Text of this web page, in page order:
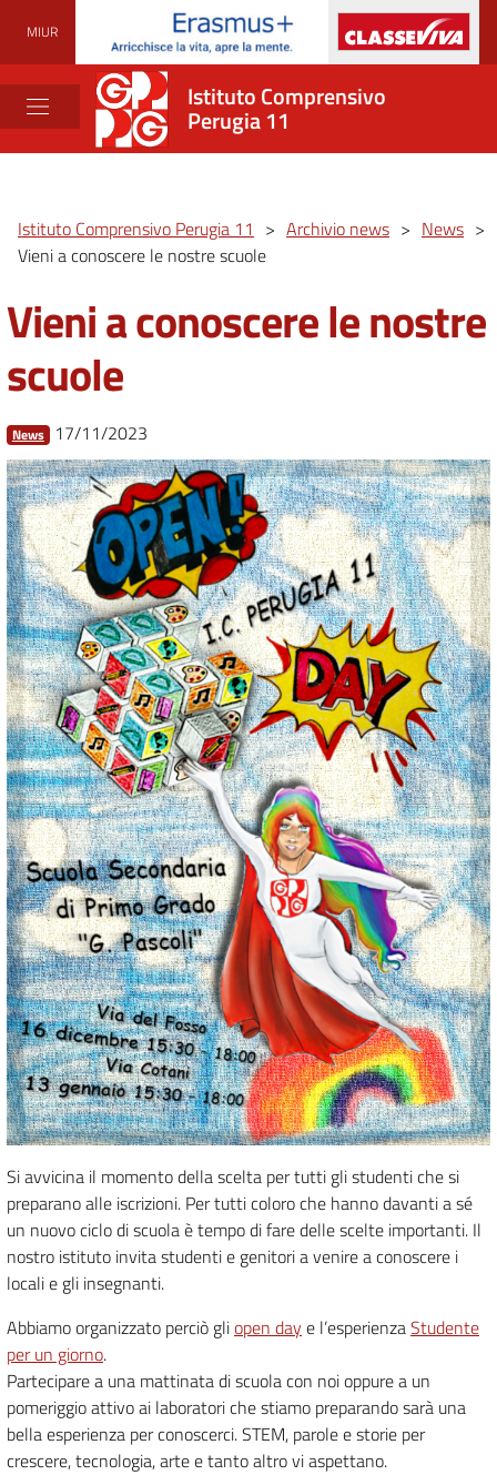
MIUR
Istituto Comprensivo
Perugia 11
Istituto Comprensivo Perugia 11 > Archivio news > News >
Vieni a conoscere le nostre scuole
Vieni a conoscere le nostre
scuole
News 17/11/2023
Si avvicina il momento della scelta per tutti gli studenti che si
preparano alle iscrizioni. Per tutti coloro che hanno davanti a sé
un nuovo ciclo di scuola è tempo di fare delle scelte importanti. Il
nostro istituto invita studenti e genitori a venire a conoscere i
locali e gli insegnanti.
Abbiamo organizzato perciò gliopen day e l’esperienzaStudente
per un giorno.
Partecipare a una mattinata di scuola con noi oppure a un
pomeriggio attivo ai laboratori che stiamo preparando sarà una
bella esperienza per conoscerci. STEM, parole e storie per
crescere, tecnologia, arte e tanto altro vi aspettano.